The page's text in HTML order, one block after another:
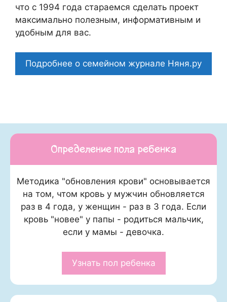
что c 1994 года стараемся сделать проект
максимально полезным, информативным и
удобным для вас.
Подробнее о семейном журнале Няня.ру
Определение пола ребенка
Методика "обновления крови" основывается
на том, чтом кровь у мужчин обновляется
раз в 4 года, у женщин - раз в 3 года. Если
кровь "новее" у папы - родиться мальчик,
если у мамы - девочка.
Узнать пол ребенка